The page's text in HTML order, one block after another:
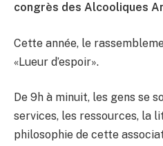
congrès des Alcooliques
Cette année, le
«Lueur d’espoir».
De 9h à minuit, les gens se
services, les ressources, la
philosophie de cette